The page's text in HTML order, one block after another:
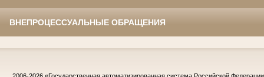
ВНЕПРОЦЕССУАЛЬНЫЕ ОБРАЩЕНИЯ